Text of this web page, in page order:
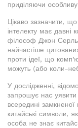
приділяючи
Цікаво зазначити,
інтелекту має давні
філософ Джон Серль
найчастіше
проти ідеї, що
можуть (або коли-
У дослідженні,
запрошує нас
всередині замкненої
китайські символи,
особа не знає